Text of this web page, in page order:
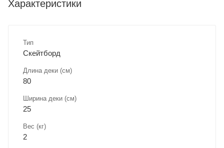
Характеристики
Тип
Скейтборд
Длина деки (см)
80
Ширина деки (см)
25
Вес (кг)
2